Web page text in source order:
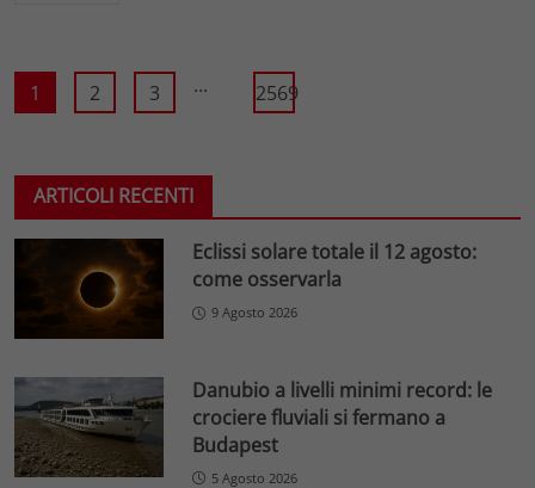
1 2 3 ... 2569
ARTICOLI RECENTI
Eclissi solare totale il 12 agosto:
come osservarla
9 Agosto 2026
Danubio a livelli minimi record: le
crociere fluviali si fermano a
Budapest
5 Agosto 2026